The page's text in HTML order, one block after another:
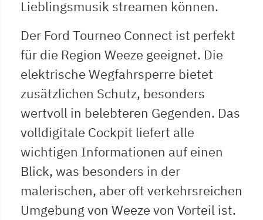
Lieblingsmusik streamen können.
Der Ford Tourneo Connect ist perfekt
für die Region Weeze geeignet. Die
elektrische Wegfahrsperre bietet
zusätzlichen Schutz, besonders
wertvoll in belebteren Gegenden. Das
volldigitale Cockpit liefert alle
wichtigen Informationen auf einen
Blick, was besonders in der
malerischen, aber oft verkehrsreichen
Umgebung von Weeze von Vorteil ist.